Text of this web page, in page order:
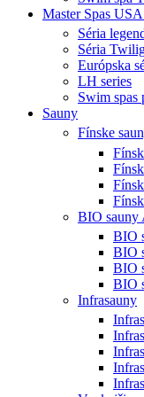
Master Spas
Séria
Séria
Európska
LH series
Swim spas
Sauny
Fínske
BIO sauny
BIO
BIO
BIO
BIO
Infrasauny